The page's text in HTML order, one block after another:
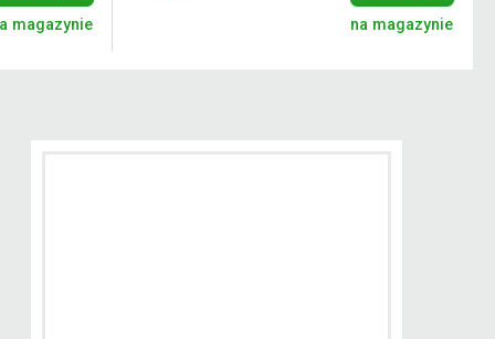
magazynie na magazynie